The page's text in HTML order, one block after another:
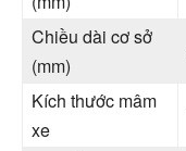
Chiều dài cơ sở
(mm)
Kích thước mâm
xe